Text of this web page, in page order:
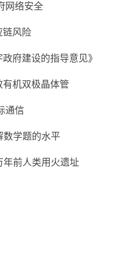
网络安全
链风险
府建设的指导意见》
机双极晶体管
通信
数学题的水平
年前人类用火遗址